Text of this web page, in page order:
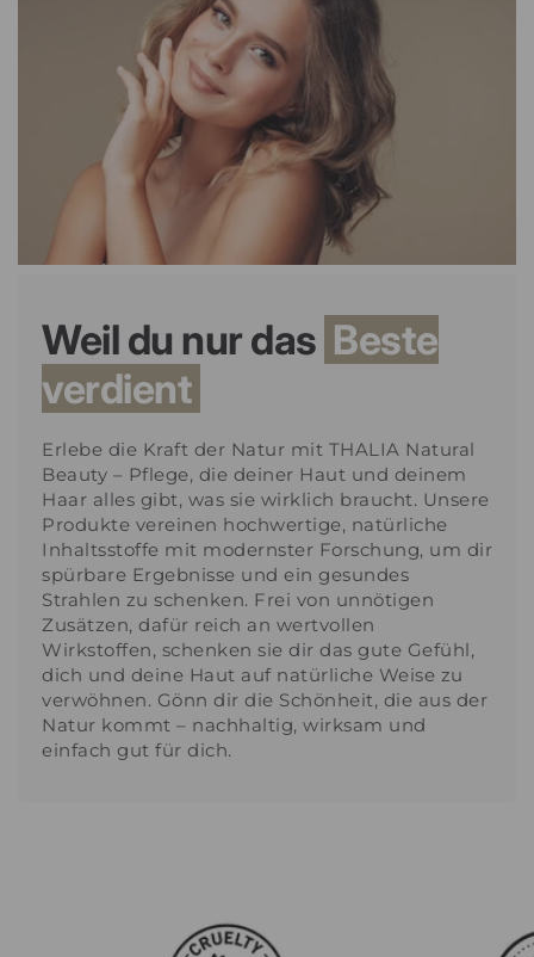
Weil du nur das Beste
verdient
Erlebe die Kraft der Natur mit THALIA Natural
Beauty – Pflege, die deiner Haut und deinem
Haar alles gibt, was sie wirklich braucht. Unsere
Produkte vereinen hochwertige, natürliche
Inhaltsstoffe mit modernster Forschung, um dir
spürbare Ergebnisse und ein gesundes
Strahlen zu schenken. Frei von unnötigen
Zusätzen, dafür reich an wertvollen
Wirkstoffen, schenken sie dir das gute Gefühl,
dich und deine Haut auf natürliche Weise zu
verwöhnen. Gönn dir die Schönheit, die aus der
Natur kommt – nachhaltig, wirksam und
einfach gut für dich.